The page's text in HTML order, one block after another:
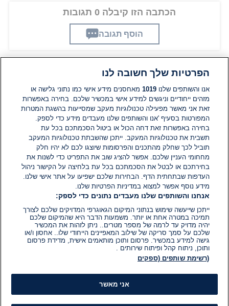
הכתבה הזו קיבלה 0 תגובות
הוסף תגובה
תגובות
אין עדיין תגובות. היה הראשון להגיב
הוסף תגובה
הפרטיות שלך חשובה לנו
אנו והשותפים שלנו1019 מאחסנים מידע אישי כמו נתוני גלישה או
מזהים ייחודיים וניגשים למידע אישי במכשיר שלכם. בחירה באפשרות
זאת אני מאשר מפעילה טכנולוגיות מעקב שמסייעות בהשגת המטרות
המפורטות בסעיף 'אנו והשותפים שלנו מעבדים מידע כדי לספק.
בחירה באפשרות זאת דחה הכול או ביטול הסכמתכם בכל עת
תשבית את טכנולוגיות המעקב. ייתכן שהשבתת טכנולוגיות המעקב
תוביל לכך שחלק מהתכנים והפרסומות שיוצגו לכם לא יהיו חלק
מחחומי העניין שלכם. אפשר להציג שוב את התפריט כדי לשנות את
בחירתכם או לבטל את הסכמתכם בכל עת בלחיצה על הקישור ניהול
העדפות שבתחתית הדף. הבחירות שלכם ישפיעו על אתר אישי שלנו.
מידע נוסף אפשר למצוא במדיניות הפרטיות שלנו.
אנחנו והשותפים שלנו מעבדים נתונים כדי לספק:
ייתכן שייעשה שימוש בנתוני המיקום הגאוגרפי המדויקים שלכם לצורך
תמיכה במטרה אחת או יותר. משמעות הדבר היא שהמיקום שלכם
יהיה מדויק עד לרמה של מספר מטרים.. ניתן לזהות את המכשיר
שלכם על סמך סריקה של שילוב המאפיינים הייחודי שלו.. אחסון ו/או
גישה למידע במכשיר. פרסום ותוכן מותאמים אישית, מדידת פרסום
ותוכן, ניתוח קהל ופיתוח שירותים .
(רשימת שותפים (ספקים
אני מאשר